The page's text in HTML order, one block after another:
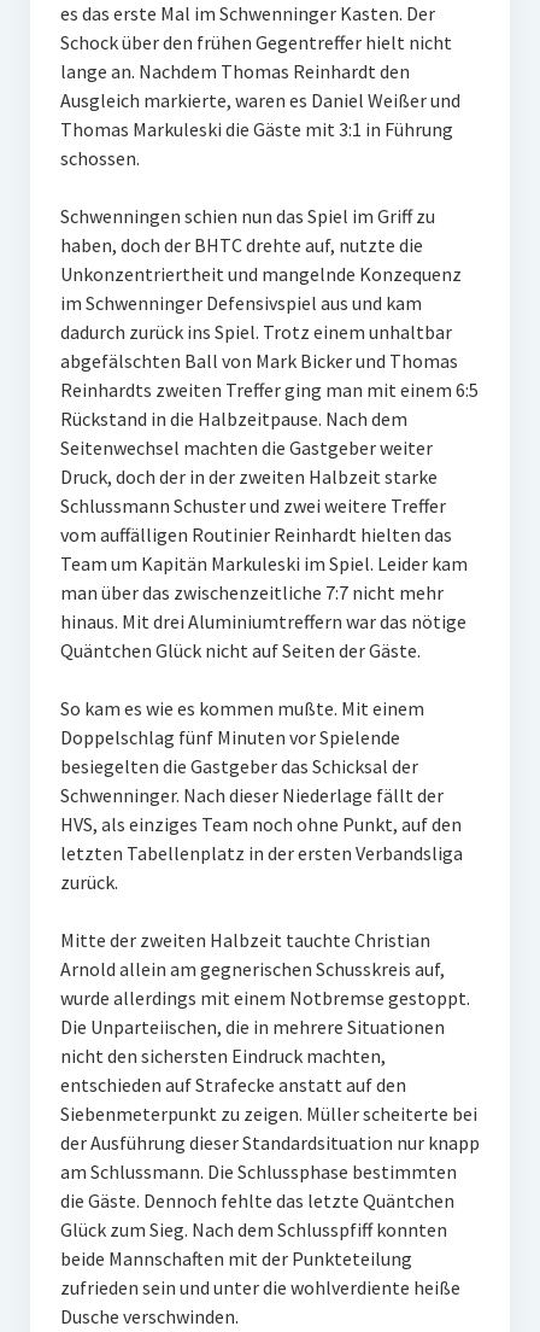
W U12
M U18
M U12
Internationale Hallenhockeyturnier
Zocker Reloaded
Galerie
Jugend Sponsoring
es das erste Mal im Schwenninger Kasten. Der
Schock über den frühen Gegentreffer hielt nicht
lange an. Nachdem Thomas Reinhardt den
Ausgleich markierte, waren es Daniel Weißer und
Thomas Markuleski die Gäste mit 3:1 in Führung
schossen.
Schwenningen schien nun das Spiel im Griff zu
haben, doch der BHTC drehte auf, nutzte die
Unkonzentriertheit und mangelnde Konzequenz
im Schwenninger Defensivspiel aus und kam
dadurch zurück ins Spiel. Trotz einem unhaltbar
abgefälschten Ball von Mark Bicker und Thomas
Reinhardts zweiten Treffer ging man mit einem 6:5
Rückstand in die Halbzeitpause. Nach dem
Seitenwechsel machten die Gastgeber weiter
Druck, doch der in der zweiten Halbzeit starke
Schlussmann Schuster und zwei weitere Treffer
vom auffälligen Routinier Reinhardt hielten das
Team um Kapitän Markuleski im Spiel. Leider kam
man über das zwischenzeitliche 7:7 nicht mehr
hinaus. Mit drei Aluminiumtreffern war das nötige
Quäntchen Glück nicht auf Seiten der Gäste.
So kam es wie es kommen mußte. Mit einem
Doppelschlag fünf Minuten vor Spielende
besiegelten die Gastgeber das Schicksal der
Schwenninger. Nach dieser Niederlage fällt der
HVS, als einziges Team noch ohne Punkt, auf den
letzten Tabellenplatz in der ersten Verbandsliga
zurück.
Mitte der zweiten Halbzeit tauchte Christian
Arnold allein am gegnerischen Schusskreis auf,
wurde allerdings mit einem Notbremse gestoppt.
Die Unparteiischen, die in mehrere Situationen
nicht den sichersten Eindruck machten,
entschieden auf Strafecke anstatt auf den
Siebenmeterpunkt zu zeigen. Müller scheiterte bei
der Ausführung dieser Standardsituation nur knapp
am Schlussmann. Die Schlussphase bestimmten
die Gäste. Dennoch fehlte das letzte Quäntchen
Glück zum Sieg. Nach dem Schlusspfiff konnten
beide Mannschaften mit der Punkteteilung
zufrieden sein und unter die wohlverdiente heiße
Dusche verschwinden.